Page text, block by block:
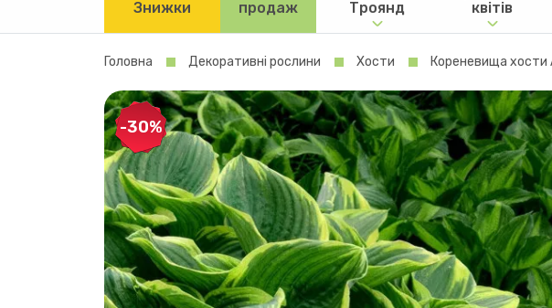
Знижки
продаж
Троянд
квітів
Головна Декоративні рослини Хости Кореневища хости
-30%